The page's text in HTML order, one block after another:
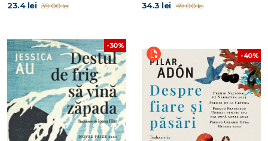
23.4 lei 39.00 lei 34.3 lei 49.00 lei
-30%
-40%